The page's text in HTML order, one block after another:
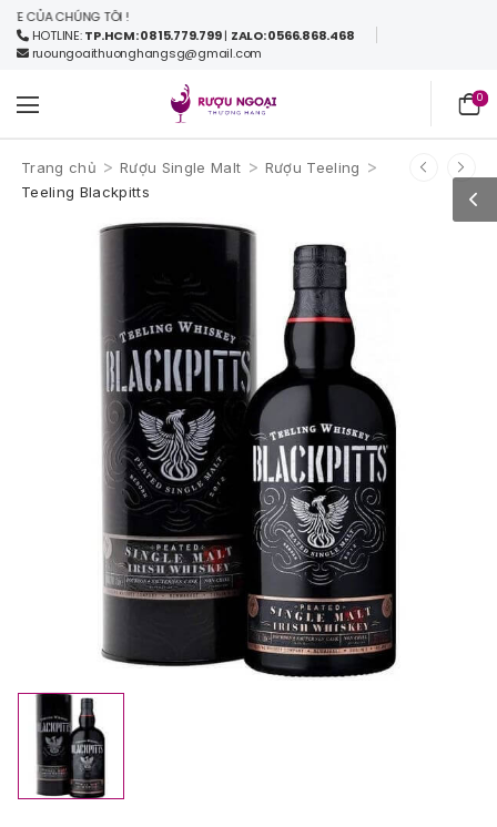
CỦA CHÚNG TÔI !
HOTLINE:TP.HCM: 0815.779.799| ZALO: 0566.868.468
ruoungoaithuonghangsg@gmail.com
0
Trang chủ > Rượu Single Malt > Rượu Teeling >
Teeling Blackpitts